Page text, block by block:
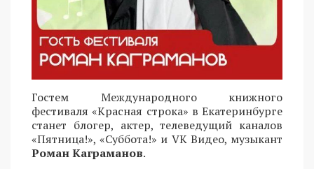
Гостем Международного книжного
фестиваля «Красная строка» в Екатеринбурге
станет блогер, актер, телеведущий каналов
«Пятница!», «Суббота!» и VK Видео, музыкант
Роман Каграманов.